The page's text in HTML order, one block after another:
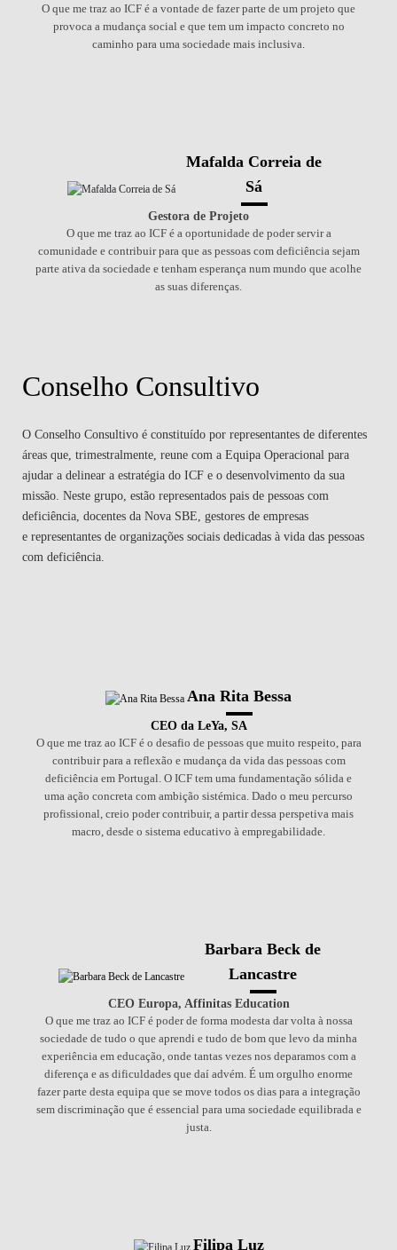
O que me traz ao ICF é a vontade de fazer parte de um projeto que
provoca a mudança social e que tem um impacto concreto no
caminho para uma sociedade mais inclusiva.
Mafalda Correia de
Sá
Gestora de Projeto
O que me traz ao ICF é a oportunidade de poder servir a
comunidade e contribuir para que as pessoas com deficiência sejam
parte ativa da sociedade e tenham esperança num mundo que acolhe
as suas diferenças.
Conselho Consultivo
O Conselho Consultivo é constituído por representantes de diferentes
áreas que, trimestralmente, reune com a Equipa Operacional para
ajudar a delinear a estratégia do ICF e o desenvolvimento da sua
missão. Neste grupo, estão representados pais de pessoas com
deficiência, docentes da Nova SBE, gestores de empresas
e representantes de organizações sociais dedicadas à vida das pessoas
com deficiência.
Ana Rita Bessa
CEO da LeYa, SA
O que me traz ao ICF é o desafio de pessoas que muito respeito, para
contribuir para a reflexão e mudança da vida das pessoas com
deficiência em Portugal. O ICF tem uma fundamentação sólida e
uma ação concreta com ambição sistémica. Dado o meu percurso
profissional, creio poder contribuir, a partir dessa perspetiva mais
macro, desde o sistema educativo à empregabilidade.
Barbara Beck de
Lancastre
CEO Europa, Affinitas Education
O que me traz ao ICF é poder de forma modesta dar volta à nossa
sociedade de tudo o que aprendi e tudo de bom que levo da minha
experiência em educação, onde tantas vezes nos deparamos com a
diferença e as dificuldades que daí advém. É um orgulho enorme
fazer parte desta equipa que se move todos os dias para a integração
sem discriminação que é essencial para uma sociedade equilibrada e
justa.
Filipa Luz